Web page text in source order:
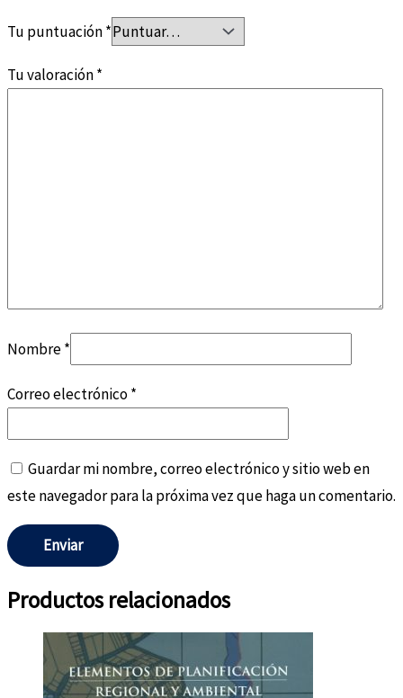
Tu puntuación*
Tu valoración*
Nombre*
Correo electrónico*
Guardar mi nombre, correo electrónico y sitio web en
este navegador para la próxima vez que haga un comentario.
Productos relacionados